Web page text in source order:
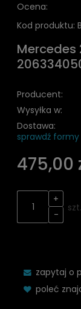
Ocena:
Kod produktu:
Mercedes
Producent:
Wysyłka w:
Dostawa:
Cena nie
sprawdź
475,00
+
-
szt.
zapytaj o
poleć